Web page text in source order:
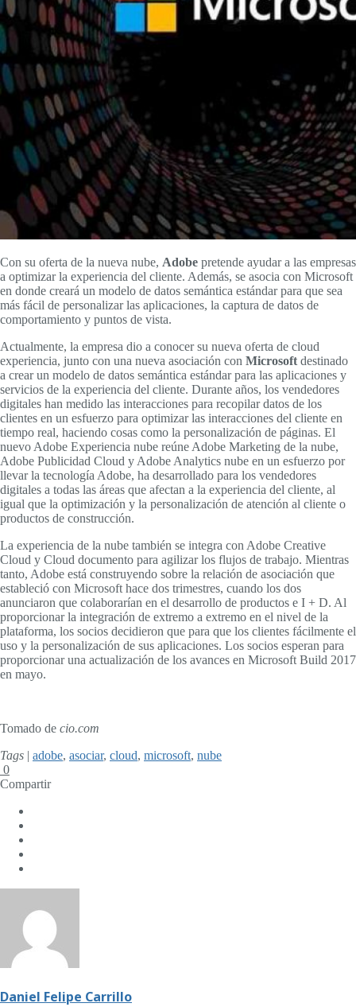
Con su oferta de la nueva nube, Adobe pretende ayudar a las empresas
a optimizar la experiencia del cliente. Además, se asocia con Microsoft
en donde creará un modelo de datos semántica estándar para que sea
más fácil de personalizar las aplicaciones, la captura de datos de
comportamiento y puntos de vista.
Actualmente, la empresa dio a conocer su nueva oferta de cloud
experiencia, junto con una nueva asociación con Microsoft destinado
a crear un modelo de datos semántica estándar para las aplicaciones y
servicios de la experiencia del cliente. Durante años, los vendedores
digitales han medido las interacciones para recopilar datos de los
clientes en un esfuerzo para optimizar las interacciones del cliente en
tiempo real, haciendo cosas como la personalización de páginas. El
nuevo Adobe Experiencia nube reúne Adobe Marketing de la nube,
Adobe Publicidad Cloud y Adobe Analytics nube en un esfuerzo por
llevar la tecnología Adobe, ha desarrollado para los vendedores
digitales a todas las áreas que afectan a la experiencia del cliente, al
igual que la optimización y la personalización de atención al cliente o
productos de construcción.
La experiencia de la nube también se integra con Adobe Creative
Cloud y Cloud documento para agilizar los flujos de trabajo. Mientras
tanto, Adobe está construyendo sobre la relación de asociación que
estableció con Microsoft hace dos trimestres, cuando los dos
anunciaron que colaborarían en el desarrollo de productos e I + D. Al
proporcionar la integración de extremo a extremo en el nivel de la
plataforma, los socios decidieron que para que los clientes fácilmente el
uso y la personalización de sus aplicaciones. Los socios esperan para
proporcionar una actualización de los avances en Microsoft Build 2017
en mayo.
Tomado de cio.com
Tags | adobe, asociar, cloud, microsoft, nube
0
Compartir
Daniel Felipe Carrillo